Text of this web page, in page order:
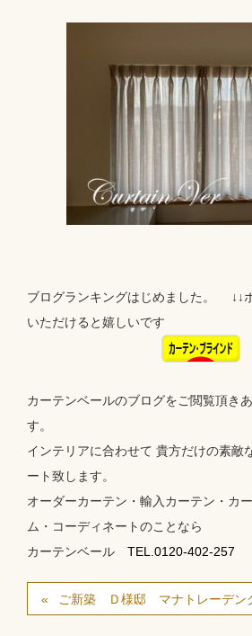
ブログランキングはじめました。 ↓↓
いただけると嬉しいです
カーテンベールのブログをご閲覧頂き
す。
インテリアに合わせて 貴方だけの素敵
ート致します。
オーダーカーテン・輸入カーテン・カ
ム・コーディネートのことなら
カーテンベール TEL.0120-402-257
ご新築 Ｄ様邸 マナトレーデン